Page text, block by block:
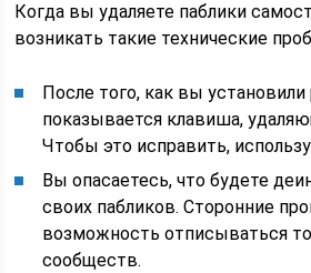
Когда вы удаляете паблики
возникать такие технические
После того, как вы
показывается клавиша,
Чтобы это исправить,
Вы опасаетесь, что будете
своих пабликов. Сторонние
возможность отписываться
сообществ.